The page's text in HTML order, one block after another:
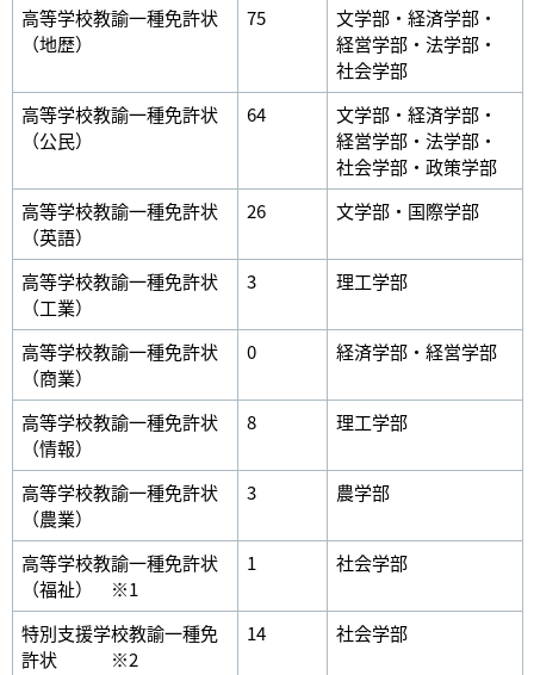
高等学校教諭一種免許状
（地歴）
75
文学部・経済学部・
経営学部・法学部・
社会学部
高等学校教諭一種免許状
（公民）
64
文学部・経済学部・
経営学部・法学部・
社会学部・政策学部
高等学校教諭一種免許状
（英語）
26 文学部・国際学部
高等学校教諭一種免許状
（工業）
3 理工学部
高等学校教諭一種免許状
（商業）
0 経済学部・経営学部
高等学校教諭一種免許状
（情報）
8 理工学部
高等学校教諭一種免許状
（農業）
3 農学部
高等学校教諭一種免許状
（福祉） ※1
1 社会学部
特別支援学校教諭一種免
許状 ※2
14 社会学部